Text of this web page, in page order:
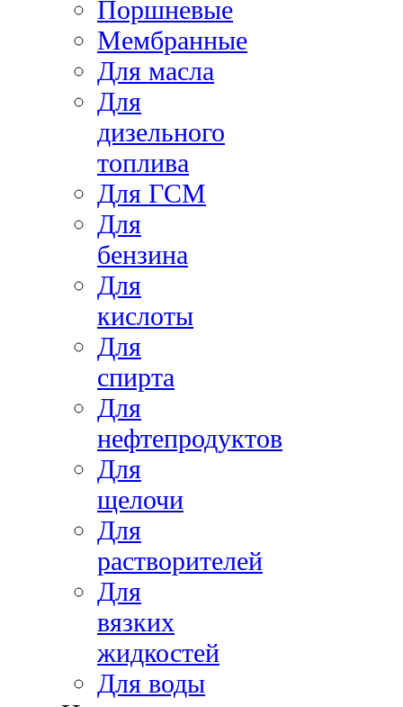
Поршневые
Мембранные
Для масла
Для
дизельного
топлива
Для ГСМ
Для
бензина
Для
кислоты
Для
спирта
Для
нефтепродуктов
Для
щелочи
Для
растворителей
Для
вязких
жидкостей
Для воды